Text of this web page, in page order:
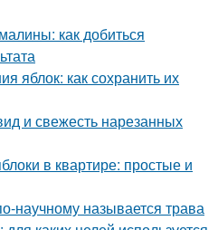
как добиться
яблок: как сохранить их
и свежесть нарезанных
в квартире: простые и
научному называется трава